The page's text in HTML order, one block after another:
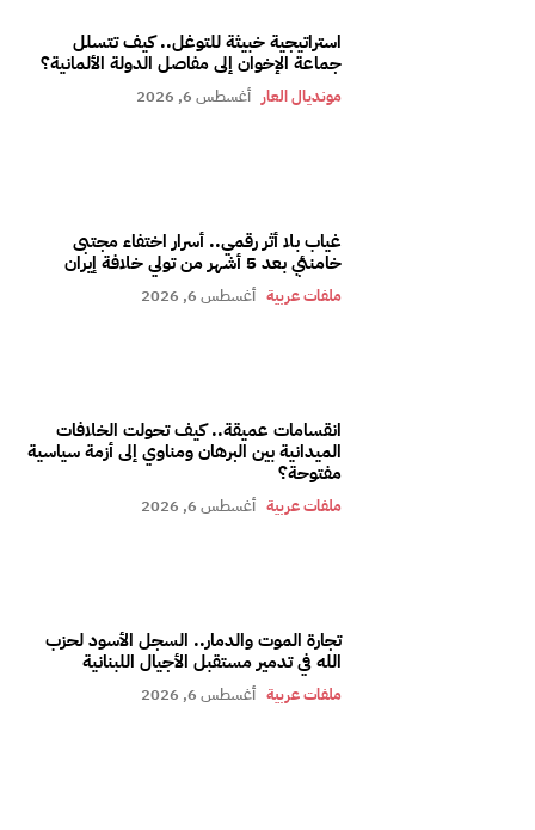
استراتيجية خبيثة للتوغل.. كيف تتسلل
جماعة الإخوان إلى مفاصل الدولة الألمانية؟
مونديال العار أغسطس 6, 2026
غياب بلا أثر رقمي.. أسرار اختفاء مجتبى
خامنئي بعد 5 أشهر من تولي خلافة إيران
ملفات عربية أغسطس 6, 2026
انقسامات عميقة.. كيف تحولت الخلافات
الميدانية بين البرهان ومناوي إلى أزمة سياسية
مفتوحة؟
ملفات عربية أغسطس 6, 2026
تجارة الموت والدمار.. السجل الأسود لحزب
الله في تدمير مستقبل الأجيال اللبنانية
ملفات عربية أغسطس 6, 2026